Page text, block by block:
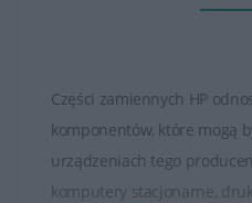
Części zamiennych HP
komponentów, które mogą
urządzeniach tego
komputery stacjonarne,